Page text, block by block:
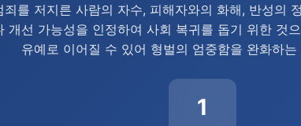
를 저지른 사람의 자수, 피해자와의 화해, 반성의
선 가능성을 인정하여 사회 복귀를 돕기 위한 것
유예로 이어질 수 있어 형벌의 엄중함을 완화하는
1